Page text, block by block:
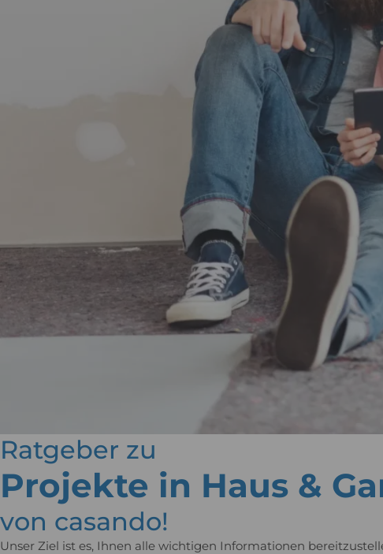
Ratgeber zu
Projekte in Haus &
von casando!
Unser Ziel ist es, Ihnen alle wichtigen Informationen